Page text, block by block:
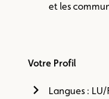
et les
Votre Profil
Langues :